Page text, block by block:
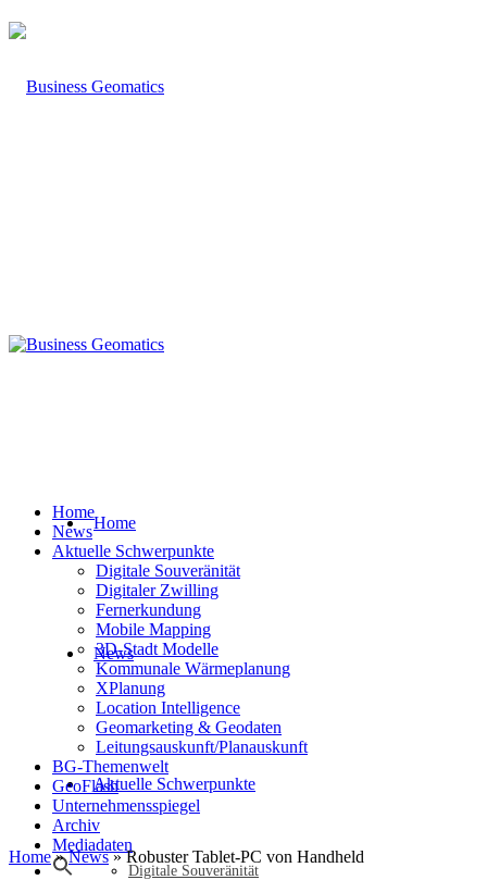
Home
News
Aktuelle Schwerpunkte
Digitale Souveränität
Home
News
Aktuelle Schwerpunkte
Digitale Souveränität
Digitaler Zwilling
Fernerkundung
Mobile Mapping
3D-Stadt Modelle
Kommunale Wärmeplanung
XPlanung
Location Intelligence
Geomarketing & Geodaten
Leitungsauskunft/Planauskunft
BG-Themenwelt
GeoFlash
Unternehmensspiegel
Archiv
Mediadaten
Home»News»Robuster Tablet-PC von Handheld